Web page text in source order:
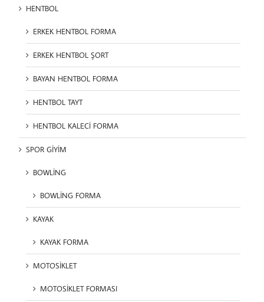
HENTBOL
ERKEK HENTBOL FORMA
ERKEK HENTBOL ŞORT
BAYAN HENTBOL FORMA
HENTBOL TAYT
HENTBOL KALECİ FORMA
SPOR GİYİM
BOWLİNG
BOWLİNG FORMA
KAYAK
KAYAK FORMA
MOTOSİKLET
MOTOSİKLET FORMASI